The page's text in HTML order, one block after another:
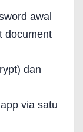
awal
document
dan
via satu